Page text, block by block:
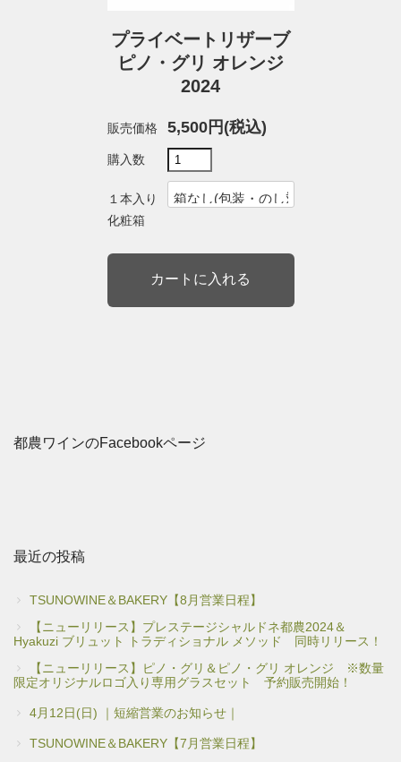
プライベートリザーブ
ピノ・グリ オレンジ
2024
販売価格 5,500円(税込)
購入数
１本入り
化粧箱
都農ワインのFacebookページ
最近の投稿
TSUNOWINE＆BAKERY【8月営業日程】
【ニューリリース】プレステージシャルドネ都農2024＆
Hyakuzi ブリュット トラディショナル メソッド 同時リリース！
【ニューリリース】ピノ・グリ＆ピノ・グリ オレンジ ※数量
限定オリジナルロゴ入り専用グラスセット 予約販売開始！
4月12日(日) ｜短縮営業のお知らせ｜
TSUNOWINE＆BAKERY【7月営業日程】